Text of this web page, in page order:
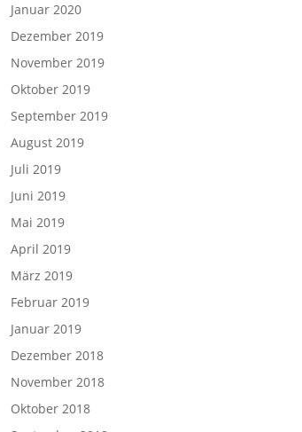
Januar 2020
Dezember 2019
November 2019
Oktober 2019
September 2019
August 2019
Juli 2019
Juni 2019
Mai 2019
April 2019
März 2019
Februar 2019
Januar 2019
Dezember 2018
November 2018
Oktober 2018